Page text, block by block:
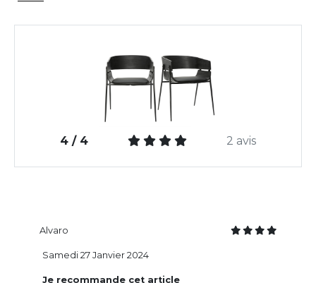
4 / 4 2 avis
Alvaro
Je recommande cet article
Samedi 27 Janvier 2024